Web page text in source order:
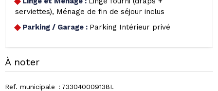
serviettes)
Ménage de fin de séjour inclus
Parking / Garage : Parking Intérieur privé
À noter
Ref. municipale 733040009138I